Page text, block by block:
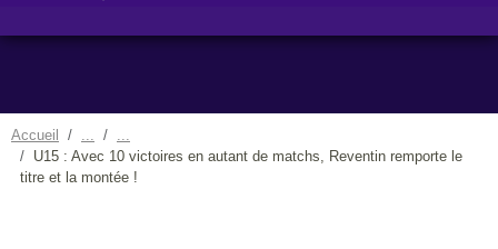
Accueil
U15 : Avec 10 victoires en autant de matchs, Reventin remporte le
titre et la montée !